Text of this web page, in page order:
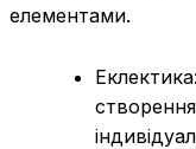
елементами.